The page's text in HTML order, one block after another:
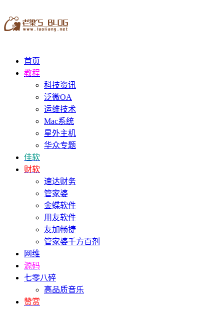
首页
教程
科技资讯
泛微OA
运维技术
Mac系统
星外主机
华众专题
佳软
财软
速达财务
管家婆
金蝶软件
用友软件
友加畅捷
管家婆千方百剂
网维
源码
七零八碎
高品质音乐
赞赏